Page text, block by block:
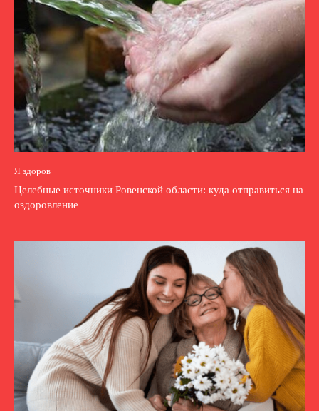
Я здоров
Целебные источники Ровенской области: куда отправиться на
оздоровление